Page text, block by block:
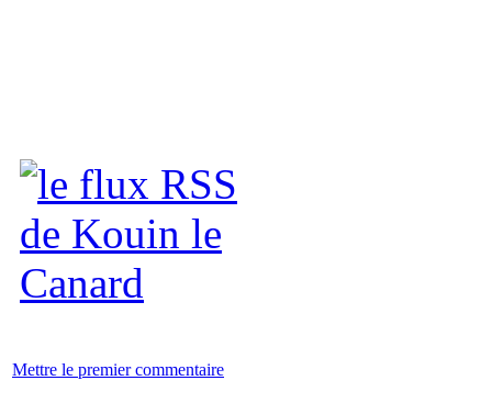
Mettre le premier commentaire